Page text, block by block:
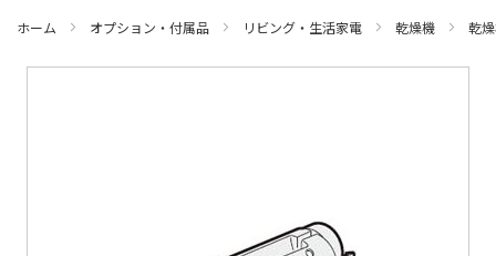
ホーム オプション・付属品 リビング・生活家電 乾燥機 乾